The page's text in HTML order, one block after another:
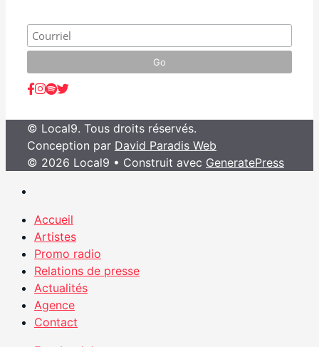
© Local9. Tous droits réservés.
Conception par David Paradis Web
© 2026 Local9 • Construit avec GeneratePress
Accueil
Artistes
Promo radio
Relations de presse
Actualités
Agence
Contact